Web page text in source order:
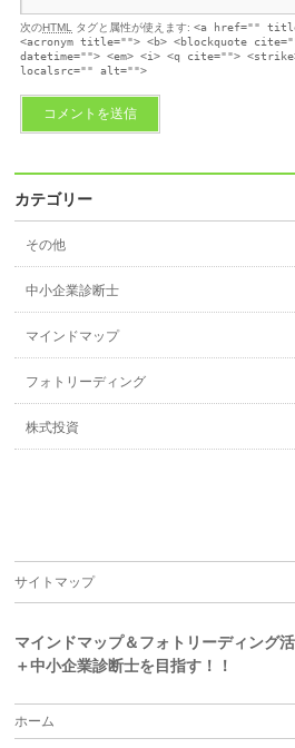
次のHTML タグと属性が使えます:<a href=""
<acronym title=""> <b> <blockquote
datetime=""> <em> <i> <q cite="">
localsrc="" alt="">
カテゴリー
その他
中小企業診断士
マインドマップ
フォトリーディング
株式投資
サイトマップ
マインドマップ＆フォトリーディング
＋中小企業診断士を目指す！！
ホーム